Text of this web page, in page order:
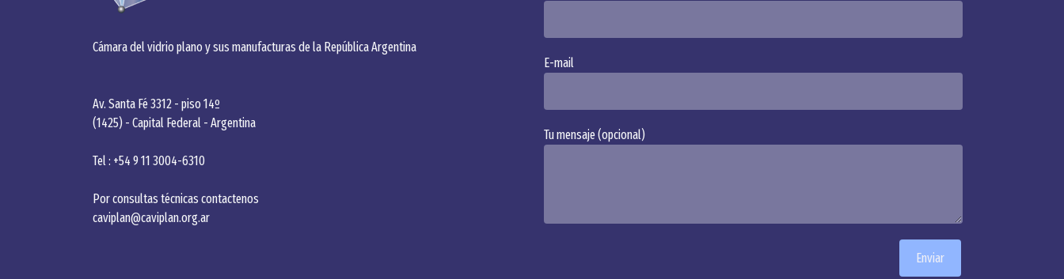
Cámara del vidrio plano y sus manufacturas de la República Argentina
Av. Santa Fé 3312 - piso 14º
(1425) - Capital Federal - Argentina
Tel : +54 9 11 3004-6310
Por consultas técnicas contactenos
caviplan@caviplan.org.ar
E-mail
Tu mensaje (opcional)